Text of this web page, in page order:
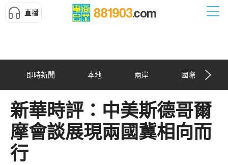
直播
即時新聞 本地 兩岸 國際
新華時評：中美斯德哥爾
摩會談展現兩國冀相向而
行